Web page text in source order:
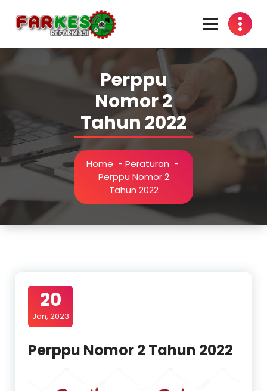
content
Perppu
Nomor 2
Tahun 2022
Home - Peraturan -
Perppu Nomor 2
Tahun 2022
20
Jan, 2023
Perppu Nomor 2 Tahun 2022